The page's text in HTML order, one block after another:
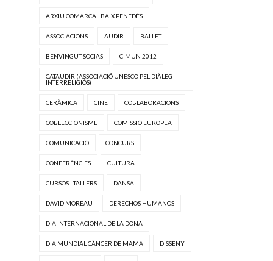
ARXIU COMARCAL BAIX PENEDÈS
ASSOCIACIONS AUDIR BALLET
BENVINGUT SOCIAS C'MUN 2012
CATAUDIR (ASSOCIACIÓ UNESCO PEL DIÀLEG
INTERRELIGIÓS)
CERÀMICA CINE COL·LABORACIONS
COL·LECCIONISME COMISSIÓ EUROPEA
COMUNICACIÓ CONCURS
CONFERÈNCIES CULTURA
CURSOS I TALLERS DANSA
DAVID MOREAU DERECHOS HUMANOS
DIA INTERNACIONAL DE LA DONA
DIA MUNDIAL CÀNCER DE MAMA DISSENY